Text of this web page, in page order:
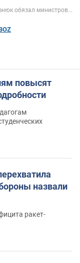
обязал министров...
повысят
назвали
ракет-